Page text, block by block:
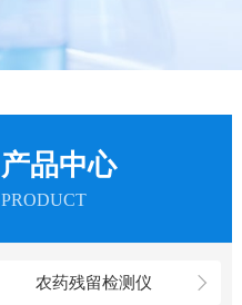
产品中心
PRODUCT
农药残留检测仪